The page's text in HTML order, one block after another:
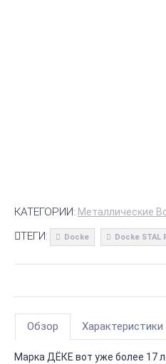
КАТЕГОРИИ: Металлические
ТЕГИ: Docke Docke STAL
Обзор Характеристики
Марка ДЁКЕ вот уже более 17